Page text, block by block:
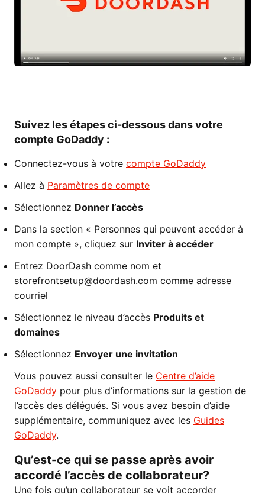
Suivez les étapes ci-dessous dans votre
compte GoDaddy :
Connectez-vous à votre compte GoDaddy
Allez à Paramètres de compte
Sélectionnez Donner l’accès
Dans la section « Personnes qui peuvent accéder à
mon compte », cliquez sur Inviter à accéder
Entrez DoorDash comme nom et
storefrontsetup@doordash.com comme adresse
courriel
Sélectionnez le niveau d’accès Produits et
domaines
Sélectionnez Envoyer une invitation
Vous pouvez aussi consulter le Centre d’aide
GoDaddy pour plus d’informations sur la gestion de
l’accès des délégués. Si vous avez besoin d’aide
supplémentaire, communiquez avec les Guides
GoDaddy.
Qu’est-ce qui se passe après avoir
accordé l’accès de collaborateur?
Une fois qu’un collaborateur se voit accorder